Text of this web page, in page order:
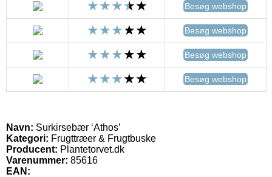
Besøg webshop
Besøg webshop
Besøg webshop
Besøg webshop
Navn: Surkirsebær ‘Athos’
Kategori: Frugttræer & Frugtbuske
Producent: Plantetorvet.dk
Varenummer: 85616
EAN: